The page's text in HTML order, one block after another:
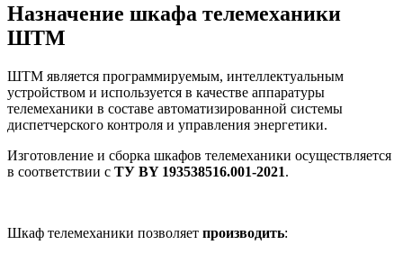
Назначение шкафа телемеханики
ШТМ
ШТМ является программируемым, интеллектуальным
устройством и используется в качестве аппаратуры
телемеханики в составе автоматизированной системы
диспетчерского контроля и управления энергетики.
Изготовление и сборка шкафов телемеханики осуществляется
в соответствии с ТУ BY 193538516.001-2021.
Шкаф телемеханики позволяет производить: